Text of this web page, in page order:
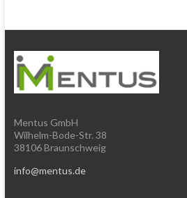
Mentus GmbH
Wilhelm-Bode-Str. 38
38106 Braunschweig
info@mentus.de